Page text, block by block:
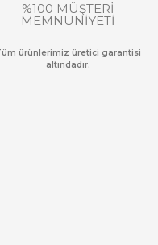
%100 MÜŞTERİ
MEMNUNİYETİ
ürünlerimiz üretici garantisi
altındadır.